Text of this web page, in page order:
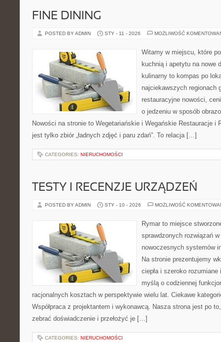
FINE DINING
POSTED BY ADMIN STY - 11 - 2026 MOŻLIWOŚĆ
Witamy w miejscu, które
kuchnią i apetytu na nowe
kulinarny to kompas po
najciekawszych regionach
restauracyjne nowości,
o jedzeniu w sposób
Nowości na stronie to Wegetariańskie i Wegańskie Restauracje i
jest tylko zbiór „ładnych zdjęć i paru zdań”. To relacja […]
CATEGORIES: NIERUCHOMOŚCI
TESTY I RECENZJE URZĄDZEŃ
POSTED BY ADMIN STY - 10 - 2026 MOŻLIWOŚĆ
Rymar to miejsce
sprawdzonych rozwiązań
nowoczesnych systemów
Na stronie prezentujemy
ciepła i szeroko
myślą o codziennej
racjonalnych kosztach w perspektywie wielu lat. Ciekawe
Współpraca z projektantem i wykonawcą. Nasza strona jest po
zebrać doświadczenie i przełożyć je […]
CATEGORIES: NIERUCHOMOŚCI